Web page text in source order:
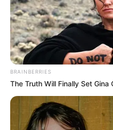
BRAINBERRIES
The Truth Will Finally Set Gina